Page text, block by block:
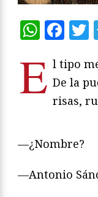
E l tipo
De la
risas,
—¿Nombre?
—Antonio